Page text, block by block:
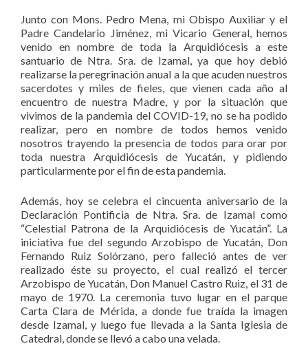
Junto con Mons. Pedro Mena, mi Obispo Auxiliar y el
Padre Candelario Jiménez, mi Vicario General, hemos
venido en nombre de toda la Arquidiócesis a este
santuario de Ntra. Sra. de Izamal, ya que hoy debió
realizarse la peregrinación anual a la que acuden nuestros
sacerdotes y miles de fieles, que vienen cada año al
encuentro de nuestra Madre, y por la situación que
vivimos de la pandemia del COVID-19, no se ha podido
realizar, pero en nombre de todos hemos venido
nosotros trayendo la presencia de todos para orar por
toda nuestra Arquidiócesis de Yucatán, y pidiendo
particularmente por el fin de esta pandemia.
Además, hoy se celebra el cincuenta aniversario de la
Declaración Pontificia de Ntra. Sra. de Izamal como
“Celestial Patrona de la Arquidiócesis de Yucatán”. La
iniciativa fue del segundo Arzobispo de Yucatán, Don
Fernando Ruiz Solórzano, pero falleció antes de ver
realizado éste su proyecto, el cual realizó el tercer
Arzobispo de Yucatán, Don Manuel Castro Ruiz, el 31 de
mayo de 1970. La ceremonia tuvo lugar en el parque
Carta Clara de Mérida, a donde fue traída la imagen
desde Izamal, y luego fue llevada a la Santa Iglesia de
Catedral, donde se llevó a cabo una velada.